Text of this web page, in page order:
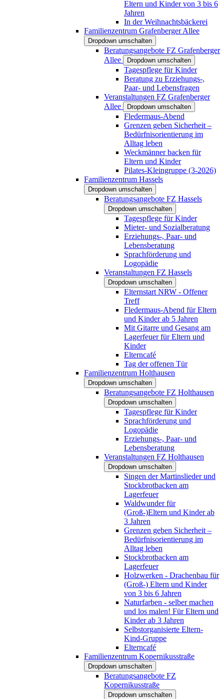
Eltern und Kinder von 3 bis 6
Jahren
In der Weihnachtsbäckerei
Familienzentrum Grafenberger Allee
Dropdown umschalten
Beratungsangebote FZ Grafenberger
Allee
Dropdown umschalten
Tagespflege für Kinder
Beratung zu Erziehungs-,
Paar- und Lebensfragen
Veranstaltungen FZ Grafenberger
Allee
Dropdown umschalten
Fledermaus-Abend
Grenzen geben Sicherheit –
Bedürfnisorientierung im
Alltag leben
Weckmänner backen für
Eltern und Kinder
Pilates-Kleingruppe (3-2026)
Familienzentrum Hassels
Dropdown umschalten
Beratungsangebote FZ Hassels
Dropdown umschalten
Tagespflege für Kinder
Mieter- und Sozialberatung
Erziehungs-, Paar- und
Lebensberatung
Sprachförderung und
Logopädie
Veranstaltungen FZ Hassels
Dropdown umschalten
Elternstart NRW - Offener
Treff
Fledermaus-Abend für Eltern
und Kinder ab 5 Jahren
Mit Gitarre und Gesang am
Lagerfeuer für Eltern und
Kinder
Elterncafé
Tag der offenen Tür
Familienzentrum Holthausen
Dropdown umschalten
Beratungsangebote FZ Holthausen
Dropdown umschalten
Tagespflege für Kinder
Sprachförderung und
Logopädie
Erziehungs-, Paar- und
Lebensberatung
Veranstaltungen FZ Holthausen
Dropdown umschalten
Singen der Martinslieder und
Stockbrotbacken am
Lagerfeuer
Waldwunder für
(Groß-)Eltern und Kinder ab
3 Jahren
Grenzen geben Sicherheit –
Bedürfnisorientierung im
Alltag leben
Stockbrotbacken am
Lagerfeuer
Holzwerken - Drachenbau für
(Groß-) Eltern und Kinder
von 3 bis 6 Jahren
Naturfarben - selber machen
und los malen! Für Eltern und
Kinder ab 3 Jahren
Selbstorganisierte Eltern-
Kind-Gruppe
Elterncafé
Familienzentrum Kopernikusstraße
Dropdown umschalten
Beratungsangebote FZ
Kopernikusstraße
Dropdown umschalten